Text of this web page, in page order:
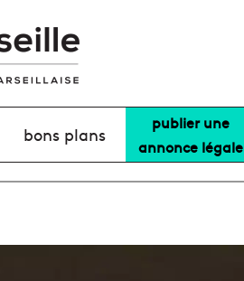
bons plans
publier une
annonce légale